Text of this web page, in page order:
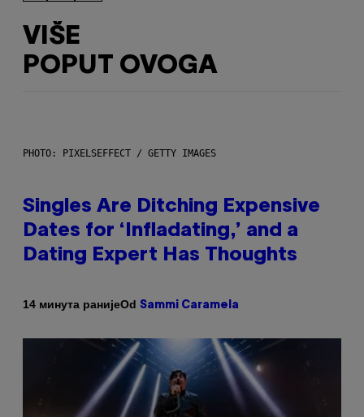
VIŠE
POPUT OVOGA
PHOTO: PIXELSEFFECT / GETTY IMAGES
Singles Are Ditching Expensive
Dates for ‘Infladating,’ and a
Dating Expert Has Thoughts
14 минута ранијеOd Sammi Caramela